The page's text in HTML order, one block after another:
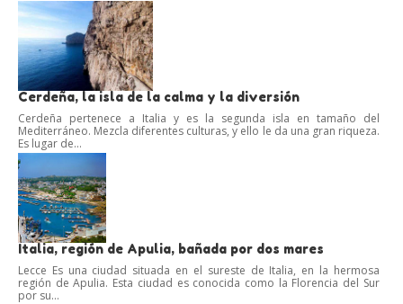
Cerdeña, la isla de la calma y la diversión
Cerdeña pertenece a Italia y es la segunda isla en tamaño del
Mediterráneo. Mezcla diferentes culturas, y ello le da una gran riqueza.
Es lugar de...
Italia, región de Apulia, bañada por dos mares
Lecce Es una ciudad situada en el sureste de Italia, en la hermosa
región de Apulia. Esta ciudad es conocida como la Florencia del Sur
por su...